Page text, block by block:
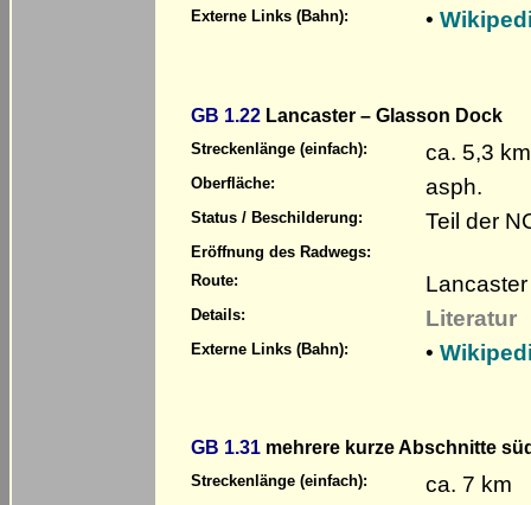
Externe Links (Bahn): •
GB 1.22 Lancaster – Glasson Dock
Streckenlänge (einfach): ca. 5,3 km
Oberfläche: asph.
Status / Beschilderung: Teil der
Eröffnung des Radwegs:
Route:
Details: Literatur
Externe Links (Bahn): •
GB 1.31 mehrere kurze Abschnitte
Streckenlänge (einfach): ca. 7 km